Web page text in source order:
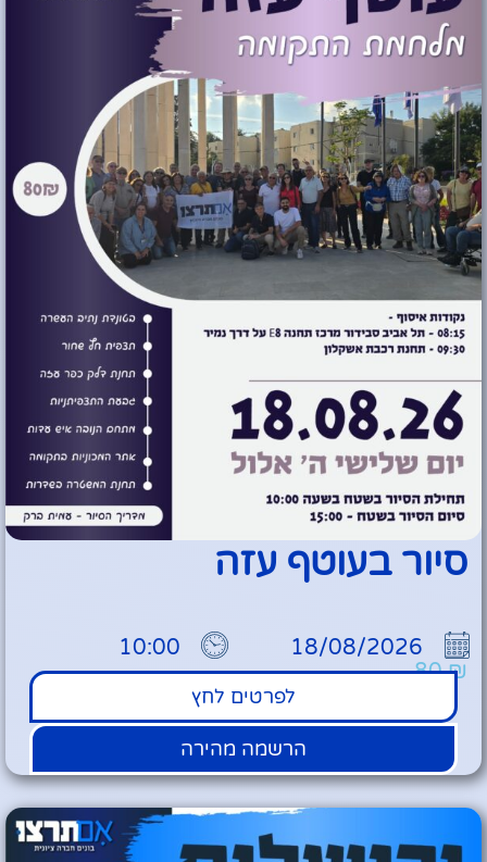
סיור בעוטף עזה
18/08/2026
10:00
80₪
לפרטים לחץ
הרשמה מהירה